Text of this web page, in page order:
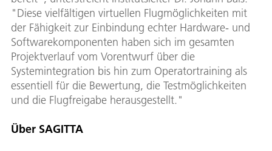
"Diese vielfältigen virtuellen Flugmöglichkeiten mit
der Fähigkeit zur Einbindung echter Hardware- und
Softwarekomponenten haben sich im gesamten
Projektverlauf vom Vorentwurf über die
Systemintegration bis hin zum Operatortraining als
essentiell für die Bewertung, die Testmöglichkeiten
und die Flugfreigabe herausgestellt."
Über SAGITTA